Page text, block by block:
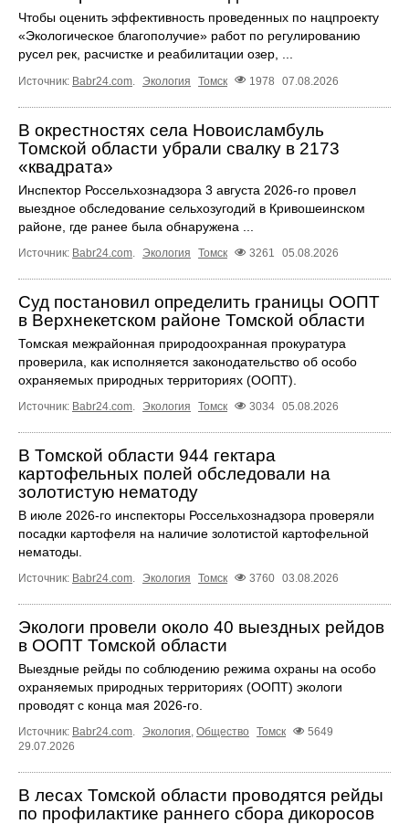
Чтобы оценить эффективность проведенных по нацпроекту
«Экологическое благополучие» работ по регулированию
русел рек, расчистке и реабилитации озер, ...
Источник: Babr24.com Экология Томск 1978 07.08.2026
В окрестностях села Новоисламбуль
Томской области убрали свалку в 2173
«квадрата»
Инспектор Россельхознадзора 3 августа 2026-го провел
выездное обследование сельхозугодий в Кривошеинском
районе, где ранее была обнаружена ...
Источник: Babr24.com Экология Томск 3261 05.08.2026
Суд постановил определить границы ООПТ
в Верхнекетском районе Томской области
Томская межрайонная природоохранная прокуратура
проверила, как исполняется законодательство об особо
охраняемых природных территориях (ООПТ).
Источник: Babr24.com Экология Томск 3034 05.08.2026
В Томской области 944 гектара
картофельных полей обследовали на
золотистую нематоду
В июле 2026-го инспекторы Россельхознадзора проверяли
посадки картофеля на наличие золотистой картофельной
нематоды.
Источник: Babr24.com. Экология Томск 3760 03.08.2026
Экологи провели около 40 выездных рейдов
в ООПТ Томской области
Выездные рейды по соблюдению режима охраны на особо
охраняемых природных территориях (ООПТ) экологи
проводят с конца мая 2026-го.
Источник: Babr24.com. Экология, Общество Томск
5649
29.07.2026
В лесах Томской области проводятся рейды
по профилактике раннего сбора дикоросов